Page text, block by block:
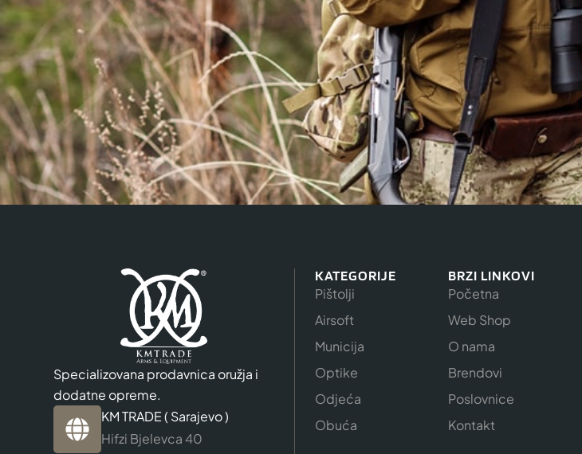
Specializovana prodavnica oružja i
dodatne opreme.
KM TRADE ( Sarajevo )
Hifzi Bjelevca 40
KATEGORIJE
Pištolji
Airsoft
Municija
Optike
Odjeća
Obuća
BRZI LINKOVI
Početna
Web Shop
O nama
Brendovi
Poslovnice
Kontakt